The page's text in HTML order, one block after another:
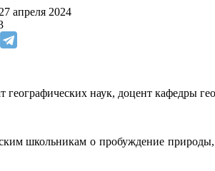
апреля 2024
географических наук, доцент кафедры
школьникам о пробуждение